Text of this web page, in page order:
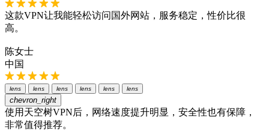
这款VPN让我能轻松访问国外网站，服务稳定，性价比很
高。
陈女士
中国
lens lens lens lens lens lens
chevron_right
使用天空树VPN后，网络速度提升明显，安全性也有保障，
非常值得推荐。